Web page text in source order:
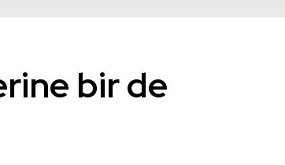
bir de